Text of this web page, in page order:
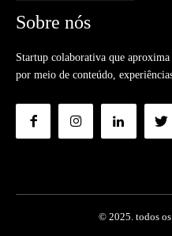
Sobre nós
Startup colaborativa que
por meio de conteúdo,
© 2025. todos os